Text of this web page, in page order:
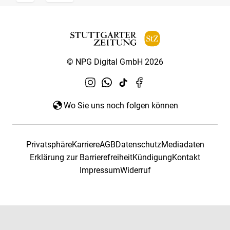
© NPG Digital GmbH 2026
Wo Sie uns noch folgen können
PrivatsphäreKarriereAGBDatenschutzMediadaten
Erklärung zur BarrierefreiheitKündigungKontakt
ImpressumWiderruf